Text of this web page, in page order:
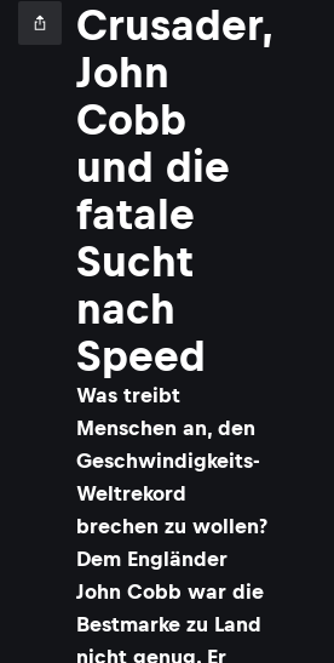
Crusader,
John
Cobb
und die
fatale
Sucht
nach
Speed
Was treibt
Menschen an, den
Geschwindigkeits-
Weltrekord
brechen zu wollen?
Dem Engländer
John Cobb war die
Bestmarke zu Land
nicht genug. Er